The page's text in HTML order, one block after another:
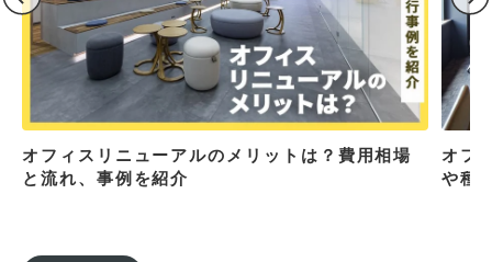
オフィスリニューアルのメリットは？費用相場
と流れ、事例を紹介
オフ
や種